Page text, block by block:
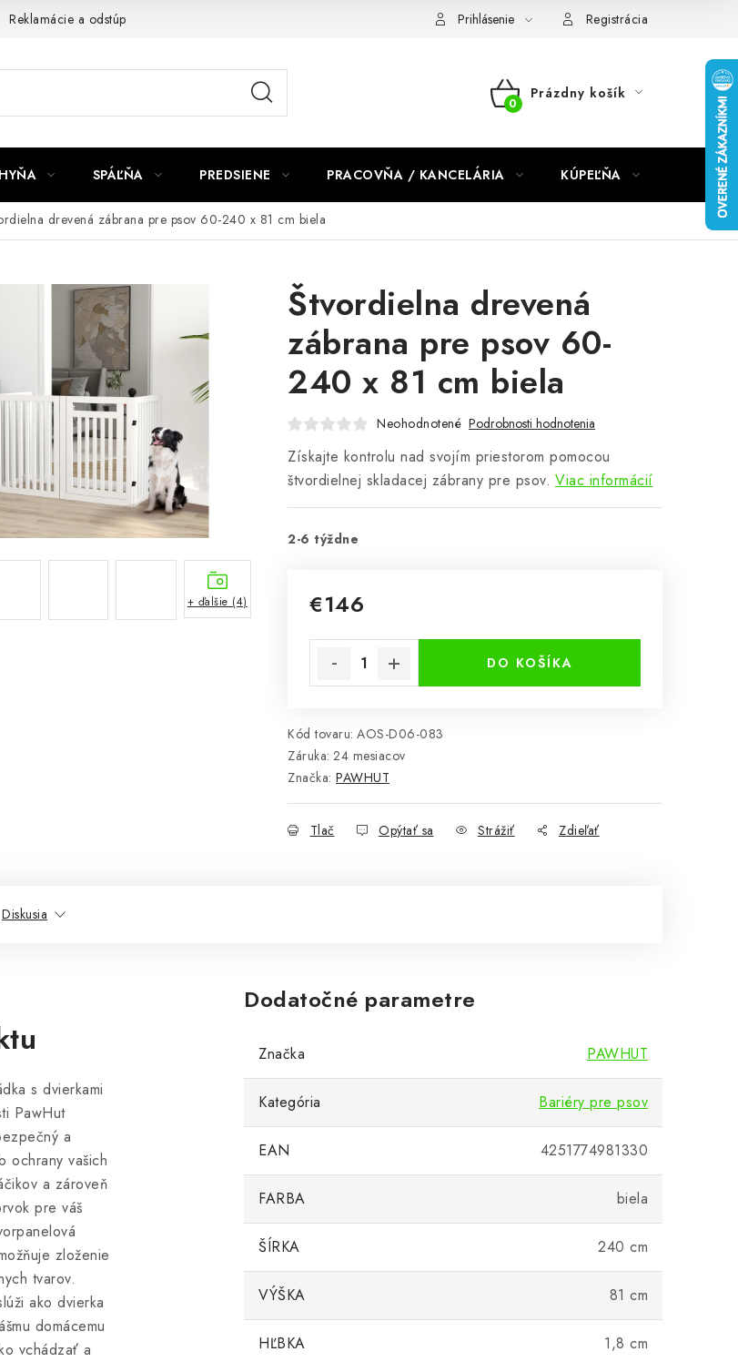
Reklamácie a odstúpenie od zmluvy Prihlásenie Registrácia
NÁKUPNÝ
Prázdny košík
SPÁĽŇA PREDSIENE PRACOVŇA / KANCELÁRIA KÚPEĽŇA
drevená zábrana pre psov 60-240 x 81 cm biela
Štvordielna drevená
zábrana pre psov 60-
240 x 81 cm biela
Neohodnotené Podrobnosti hodnotenia
Získajte kontrolu nad svojím priestorom pomocou
štvordielnej skladacej zábrany pre psov. Viac informácií
2-6 týždne
€146
DO KOŠÍKA
Kód tovaru: AOS-D06-083
Záruka: 24 mesiacov
Značka: PAWHUT
Tlač Opýtať sa Strážiť Zdieľať
+ ďalšie (4)
Diskusia
s dvierkami
PawHut
a
ochrany vašich
a zároveň
pre váš
zloženie
tvarov.
ako dvierka
domácemu
vchádzať a
Dodatočné parametre
Značka PAWHUT
Kategória Bariéry pre psov
EAN 4251774981330
FARBA biela
ŠÍRKA 240 cm
VÝŠKA 81 cm
HĽBKA 1,8 cm